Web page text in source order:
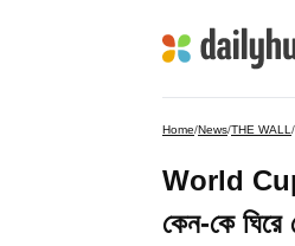
Home/News/THE WALL /
World Cup
কেন-কে ঘিরে